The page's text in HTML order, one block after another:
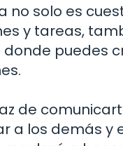
no solo es
y tareas,
donde puedes
de
a los demás y